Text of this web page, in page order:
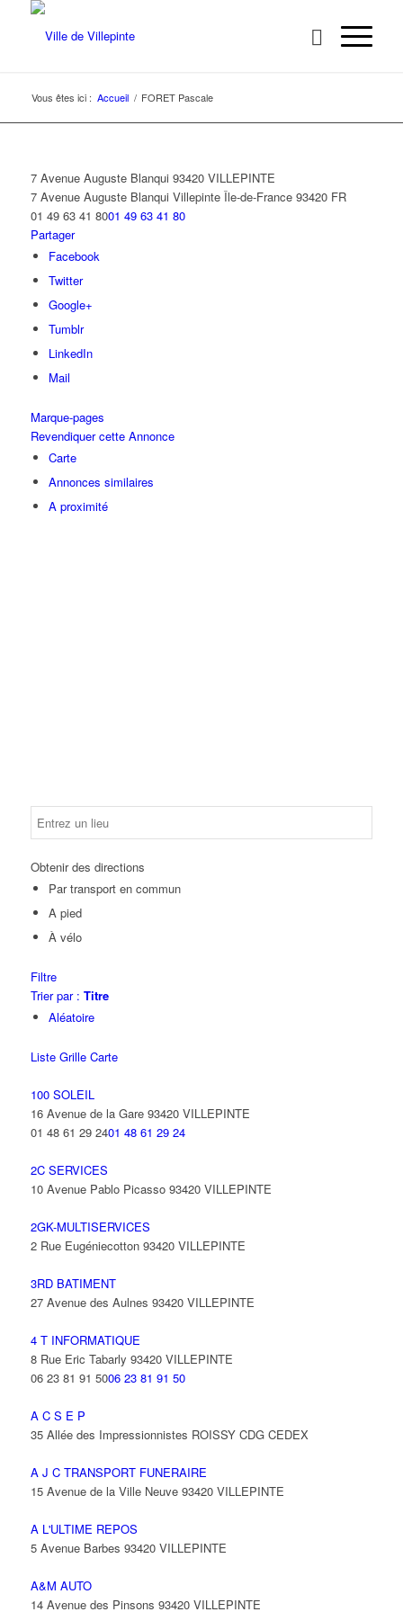
Vous êtes ici : Accueil / FORET Pascale
7 Avenue Auguste Blanqui 93420 VILLEPINTE
7 Avenue Auguste Blanqui Villepinte Île-de-France 93420 FR
01 49 63 41 8001 49 63 41 80
Partager
Facebook
Twitter
Google+
Tumblr
LinkedIn
Mail
Marque-pages
Revendiquer cette Annonce
Carte
Annonces similaires
A proximité
Obtenir des directions
Par transport en commun
A pied
À vélo
Filtre
Trier par : Titre
Aléatoire
Liste Grille Carte
100 SOLEIL
16 Avenue de la Gare 93420 VILLEPINTE
01 48 61 29 2401 48 61 29 24
2C SERVICES
10 Avenue Pablo Picasso 93420 VILLEPINTE
2GK-MULTISERVICES
2 Rue Eugéniecotton 93420 VILLEPINTE
3RD BATIMENT
27 Avenue des Aulnes 93420 VILLEPINTE
4 T INFORMATIQUE
8 Rue Eric Tabarly 93420 VILLEPINTE
06 23 81 91 5006 23 81 91 50
A C S E P
35 Allée des Impressionnistes ROISSY CDG CEDEX
A J C TRANSPORT FUNERAIRE
15 Avenue de la Ville Neuve 93420 VILLEPINTE
A L'ULTIME REPOS
5 Avenue Barbes 93420 VILLEPINTE
A&M AUTO
14 Avenue des Pinsons 93420 VILLEPINTE